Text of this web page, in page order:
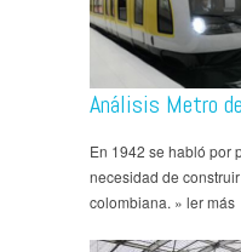
Análisis Metro
En 1942 se habló por
necesidad de
colombiana. » ler más